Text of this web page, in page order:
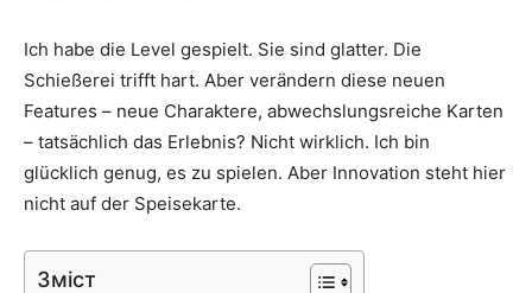
Ich habe die Level gespielt. Sie sind glatter. Die
Schießerei trifft hart. Aber verändern diese neuen
Features – neue Charaktere, abwechslungsreiche Karten
– tatsächlich das Erlebnis? Nicht wirklich. Ich bin
glücklich genug, es zu spielen. Aber Innovation steht hier
nicht auf der Speisekarte.
Зміст